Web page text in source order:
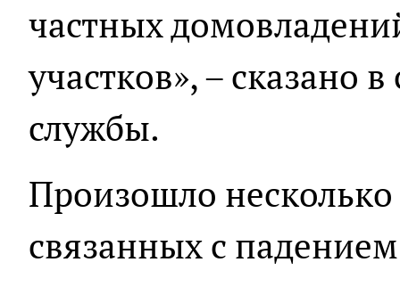
частных
участков», – сказано
службы.
Произошло
связанных с